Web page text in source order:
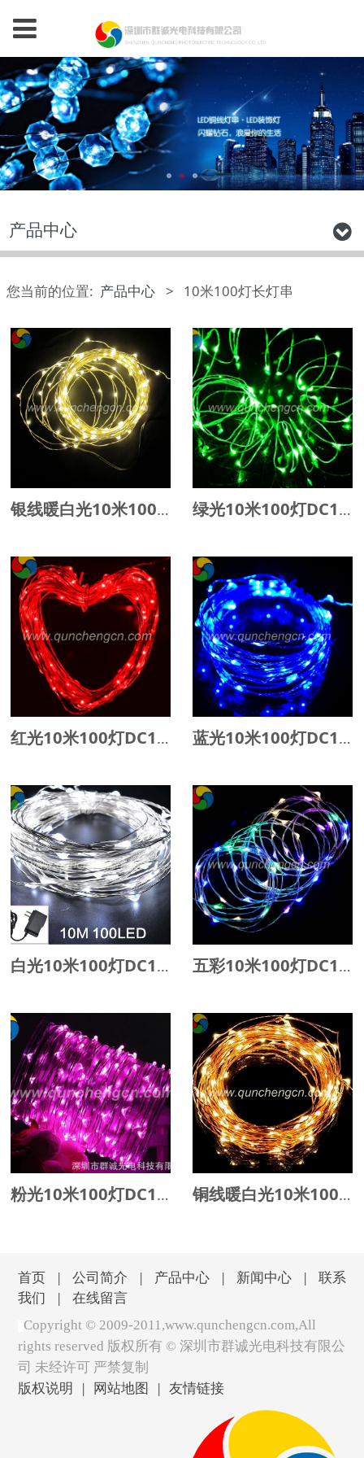
产品中心
您当前的位置: 产品中心 > 10米100灯长灯串
银线暖白光10米100灯DC12V长灯串 绿光10米100灯DC12V长灯串
红光10米100灯DC12V长灯串 蓝光10米100灯DC12V长灯串
白光10米100灯DC12V长灯串 五彩10米100灯DC12V长灯串
粉光10米100灯DC12V长灯串 铜线暖白光10米100灯DC12V长灯串
首页| 公司简介 | 产品中心| 新闻中心| 联系
我们 | 在线留言
Copyright © 2009-2011,www.qunchengcn.com,All
rights reserved 版权所有 © 深圳市群诚光电科技有限公
司 未经许可 严禁复制
版权说明 | 网站地图 | 友情链接